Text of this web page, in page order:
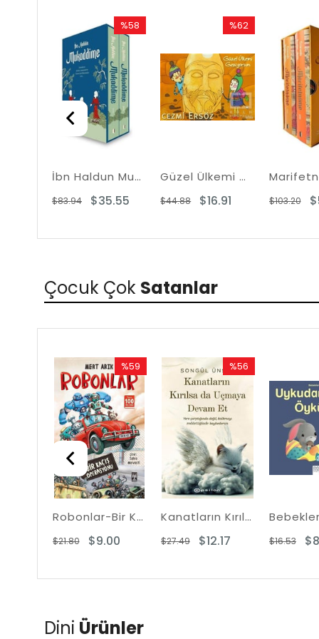
İbn Haldun Mukaddime Seti - 2 Kitap Takım - Kutulu
$35.55
$83.94
%58
Rabatt
%58Rabatt
Güzel Ülkemi Geziyorum (10 Kitap Takım)
$16.91
$44.88
%62
%62Rabatt
$103.20
Çocuk Çok Satanlar
%50Rabatt
Robonlar-Bir Kaçış Operasyonu
$9.00
$21.80
%59
Rabatt
%59Rabatt
Kanatların Kırılsa da Uçmaya Devam Et
$12.17
$27.49
%56
Rabatt
%56Rabatt
$16.53
Dini Ürünler